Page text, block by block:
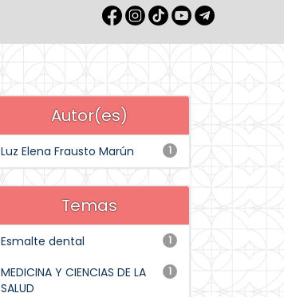
Autor(es)
1
Luz Elena Frausto Marún
Temas
1
Esmalte dental
1
MEDICINA Y CIENCIAS DE LA
SALUD